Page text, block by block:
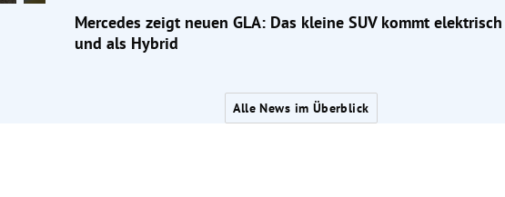
Mercedes zeigt neuen GLA: Das kleine SUV kommt elektrisch
und als Hybrid
Alle News im Überblick